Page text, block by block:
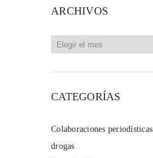
ARCHIVOS
Archivos
CATEGORÍAS
Colaboraciones periodísticas
drogas